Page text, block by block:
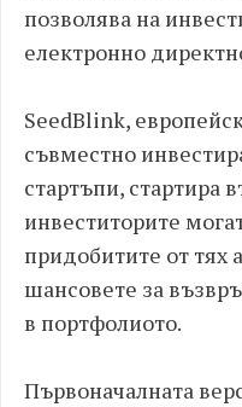
позволява на
електронно
SeedBlink, e
съвместно
стартъпи, стартира
инвеститорите
придобитите от тях
шансовете за
в портфолиото.
Първоначалната